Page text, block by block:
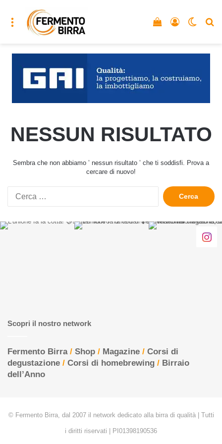
Menu Accedi
Vedi il carrello
NESSUN RISULTATO
Sembra che non abbiamo ’ nessun risultato ’ che ti soddisfi. Prova a
cercare di nuovo!
Ricerca
per:
Scopri il nostro network
Fermento Birra/ Shop / Magazine / Corsi di
degustazione / Corsi di homebrewing / Birraio
dell’Anno
© Fermento Birra, dal 2007 il network dedicato alla birra di qualità | Tutti
i diritti riservati | PI01398190536